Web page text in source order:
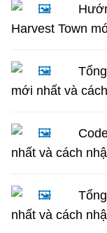
Harvest Town
mới nhất và
nhất và cách
nhất và cách